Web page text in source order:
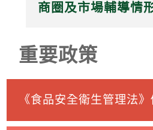
商圈及市場輔導情
重要政策
《食品安全衛生管理法